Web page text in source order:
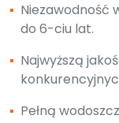
▪ Niezawodność
do 6-ciu lat.
▪ Najwyższą
▪ Pełną